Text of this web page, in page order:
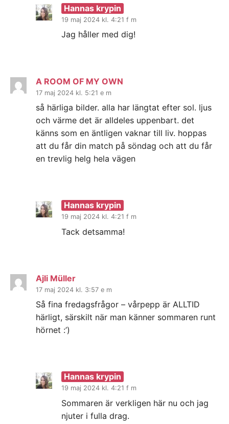
Hannas krypin
19 maj 2024 kl. 4:21 f m
Jag håller med dig!
A ROOM OF MY OWN
17 maj 2024 kl. 5:21 e m
så härliga bilder. alla har längtat efter sol. ljus
och värme det är alldeles uppenbart. det
känns som en äntligen vaknar till liv. hoppas
att du får din match på söndag och att du får
en trevlig helg hela vägen
Hannas krypin
19 maj 2024 kl. 4:21 f m
Tack detsamma!
Ajli Müller
17 maj 2024 kl. 3:57 e m
Så fina fredagsfrågor – vårpepp är ALLTID
härligt, särskilt när man känner sommaren runt
hörnet :’)
Hannas krypin
19 maj 2024 kl. 4:21 f m
Sommaren är verkligen här nu och jag
njuter i fulla drag.